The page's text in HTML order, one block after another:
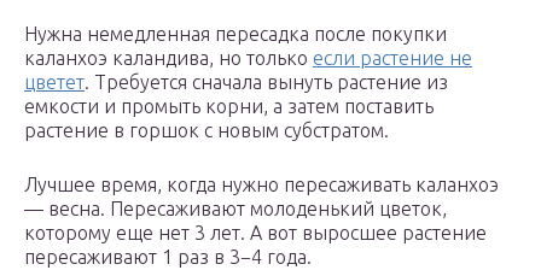
Нужна немедленная пересадка после покупки
каланхоэ каландива, но только если растение не
цветет. Требуется сначала вынуть растение из
емкости и промыть корни, а затем поставить
растение в горшок с новым субстратом.
Лучшее время, когда нужно пересаживать каланхоэ
— весна. Пересаживают молоденький цветок,
которому еще нет 3 лет. А вот выросшее растение
пересаживают 1 раз в 3−4 года.